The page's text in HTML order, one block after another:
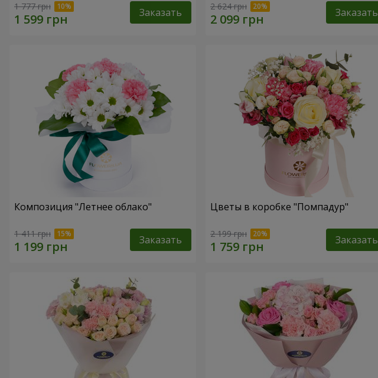
1 777 грн Заказать 2 624 грн Заказать
Композиция "Летнее облако"
1 411 грн Заказать
Цветы в коробке "Помпадур"
2 199 грн Заказать